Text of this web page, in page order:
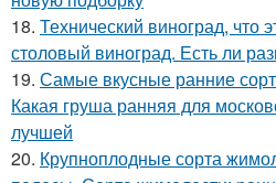
18. Технический виноград, что
столовый виноград. Есть ли
19. Самые вкусные ранние
Какая груша ранняя для
лучшей
20. Крупноплодные сорта